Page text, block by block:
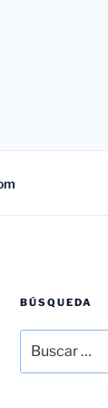
BÚSQUEDA
por: